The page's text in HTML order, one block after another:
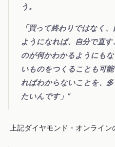
う。
「買って終わりではなく
ようになれば、自分で直
のが何かわかるようにも
いものをつくることも可
ればわからないことを、
たいんです」”
上記ダイヤモンド・オンライン